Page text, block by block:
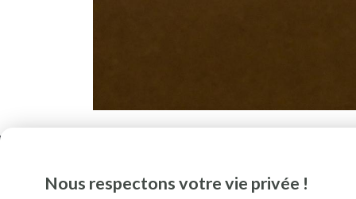
Nous respectons votre vie privée !